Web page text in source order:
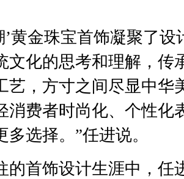
金珠宝首饰凝聚了设
文化的思考和理解，传
艺，方寸之间尽显中华
消费者时尚化、个性化
多选择。”任进说。
首饰设计生涯中，任